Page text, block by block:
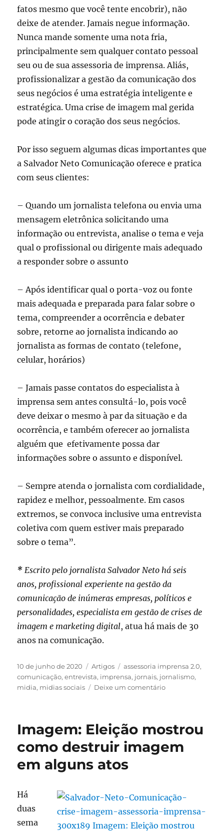
fatos mesmo que você tente encobrir), não
deixe de atender. Jamais negue informação.
Nunca mande somente uma nota fria,
principalmente sem qualquer contato pessoal
seu ou de sua assessoria de imprensa. Aliás,
profissionalizar a gestão da comunicação dos
seus negócios é uma estratégia inteligente e
estratégica. Uma crise de imagem mal gerida
pode atingir o coração dos seus negócios.
Por isso seguem algumas dicas importantes que
a Salvador Neto Comunicação oferece e pratica
com seus clientes:
– Quando um jornalista telefona ou envia uma
mensagem eletrônica solicitando uma
informação ou entrevista, analise o tema e veja
qual o profissional ou dirigente mais adequado
a responder sobre o assunto
– Após identificar qual o porta-voz ou fonte
mais adequada e preparada para falar sobre o
tema, compreender a ocorrência e debater
sobre, retorne ao jornalista indicando ao
jornalista as formas de contato (telefone,
celular, horários)
– Jamais passe contatos do especialista à
imprensa sem antes consultá-lo, pois você
deve deixar o mesmo à par da situação e da
ocorrência, e também oferecer ao jornalista
alguém que efetivamente possa dar
informações sobre o assunto e disponível.
– Sempre atenda o jornalista com cordialidade,
rapidez e melhor, pessoalmente. Em casos
extremos, se convoca inclusive uma entrevista
coletiva com quem estiver mais preparado
sobre o tema”.
*Escrito pelo jornalista Salvador Neto há seis
anos, profissional experiente na gestão da
comunicação de inúmeras empresas, políticos e
personalidades, especialista em gestão de crises de
imagem e marketing digital, atua há mais de 30
anos na comunicação.
Publicado
em
10 de junho de 2020 Categorias
Artigos Tags
assessoria imprensa 2.0,
comunicação,entrevista, imprensa, jornais, jornalismo,
midia, midias sociais Deixe um comentárioem
deixe
falar
Imagem: Eleição mostrou
como destruir imagem
em alguns atos
Há
duas
sema